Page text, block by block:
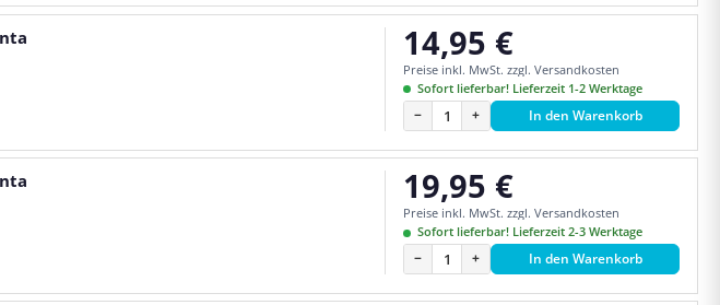
Regulärer Preis:
14,95 €
Preise inkl. MwSt. zzgl. Versandkosten
Sofort lieferbar! Lieferzeit 1-2 Werktage
− + In den Warenkorb
Regulärer Preis:
19,95 €
Preise inkl. MwSt. zzgl. Versandkosten
Sofort lieferbar! Lieferzeit 2-3 Werktage
− + In den Warenkorb